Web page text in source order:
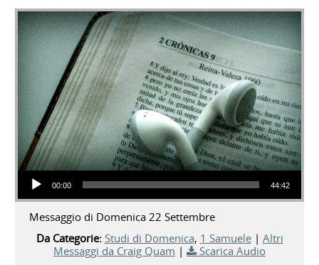
Audio Player
00:00 44:42
Messaggio di Domenica 22 Settembre
Da Categorie: Studi di Domenica, 1 Samuele| Altri
Messaggi da Craig Quam | Scarica Audio